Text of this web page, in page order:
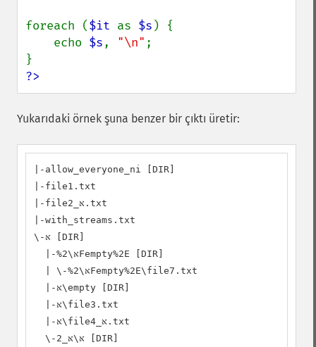
foreach ($it as $s ) {
    echo
$s, "\n" ;
?>
Yukarıdaki örnek şuna benzer bir çıktı üretir:
|-allow_everyone_ni [DIR]
|-file1.txt
|-file2_אּ.txt
|-with_streams.txt
\-אּ [DIR]
  |-אּ\%2Fempty%2E [DIR]
  | \-אּ\%2Fempty%2E\file7.txt
  |-אּ\empty [DIR]
  |-אּ\file3.txt
  |-אּ\file4_אּ.txt
  \-אּ\אּ_2 [DIR]